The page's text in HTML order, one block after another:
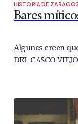
HISTORIA DE
Bares
Algunos creen
DEL CASCO